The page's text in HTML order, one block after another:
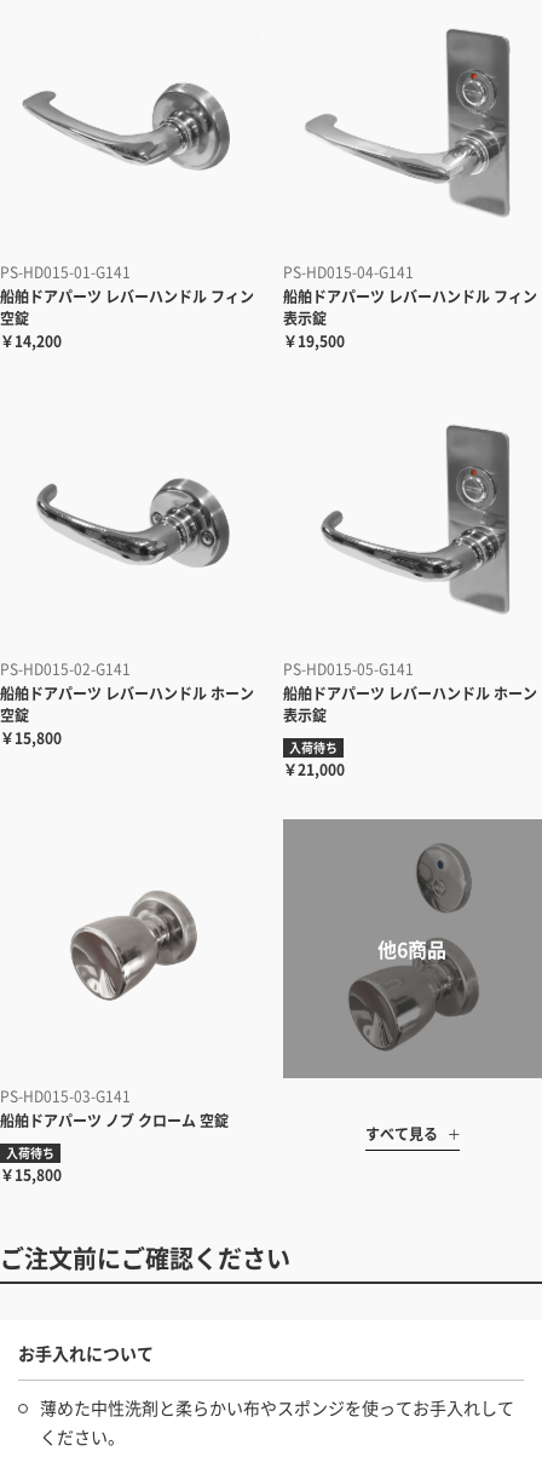
PS-HD015-01-G141
船舶ドアパーツ レバーハンドル フィン
空錠
￥14,200
PS-HD015-04-G141
船舶ドアパーツ レバーハンドル フィン
表示錠
￥19,500
PS-HD015-02-G141
船舶ドアパーツ レバーハンドル ホーン
空錠
￥15,800
PS-HD015-05-G141
船舶ドアパーツ レバーハンドル ホーン
表示錠
入荷待ち
￥21,000
PS-HD015-03-G141
船舶ドアパーツ ノブ クローム 空錠
入荷待ち
￥15,800
すべて見る
ご注文前にご確認ください
お手入れについて
薄めた中性洗剤と柔らかい布やスポンジを使ってお手入れして
ください。